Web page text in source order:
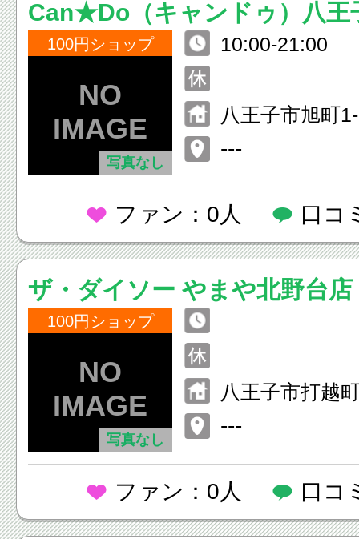
Can★Do（キャンドゥ）八王
100円ショップ
写真なし
10:00-21:00
八王子市旭町
---
ファン：0人 口コ
ザ・ダイソー やまや北野台店
100円ショップ
写真なし
八王子市打越
---
ファン：0人 口コ